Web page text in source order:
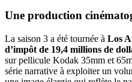
Une production
La saison 3 a été tournée à Los
d’impôt de 19,4 millions de
sur pellicule Kodak 35mm et
série narrative à exploiter un